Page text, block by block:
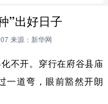
时政
网评
全球连线 教育
量子 体育
”出好日子
来源：新华网
不开。穿行在府谷县庙
一道弯，眼前豁然开朗